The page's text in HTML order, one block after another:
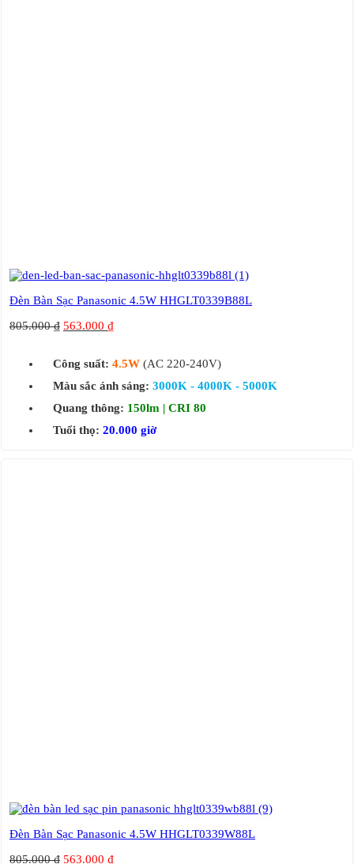
Đèn Bàn Sạc Panasonic 4.5W HHGLT0339B88L
805.000₫ 563.000 ₫
Công suất: 4.5W (AC 220-240V)
Màu sắc ánh sáng: 3000K - 4000K - 5000K
Quang thông: 150lm | CRI 80
Tuổi thọ: 20.000 giờ
Đèn Bàn Sạc Panasonic 4.5W HHGLT0339W88L
805.000₫ 563.000 ₫